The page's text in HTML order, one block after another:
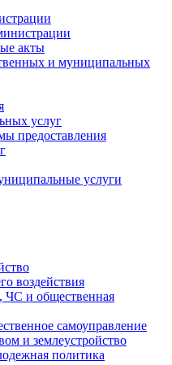
акты
и муниципальных
услуг
предоставления
услуги
воздействия
ЧС и общественная
самоуправление
и землеустройство
политика